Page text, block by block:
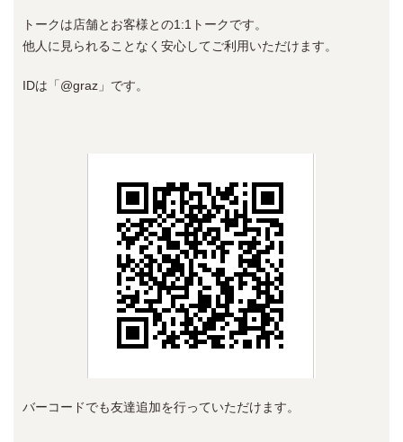
トークは店舗とお客様との1:1トークです。
他人に見られることなく安心してご利用いただけます。
IDは「@graz」です。
バーコードでも友達追加を行っていただけます。